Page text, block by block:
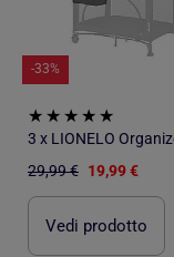
-33%
29,99 € 19,99 €
Vedi prodotto